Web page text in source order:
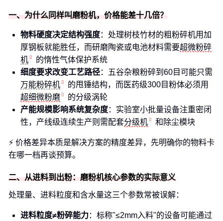
一、为什么同样叫磨粉机，价格能差十几倍？
物料硬度决定结构强度：处理树枝竹材的粗粉碎机用加
厚钢板就能胜任，而研磨陶瓷或电池材料需要超微粉碎
机
的惰性气体保护系统
细度要求改变工艺路径：五谷杂粮粉碎到60目可能只需
万能粉碎机
的甩锤结构，而医药级300目粉体必须用
超细微粉磨
的分级涡轮
产能规模影响系统复杂度：实验室小批量设备注重密闭
性，产线级连续生产则需配套分级机 和除尘模块
⚡ 价格差异本质是解决方案的精度差异，先明确你的物料卡
在哪一档再谈预算。
二、从进料到出粉：磨粉机核心参数的实际意义
处理量、进料粒度和含水量这三个参数常被误解：
进料粒度≠粉碎能力：标称"≤2mm入料"的设备可能通过